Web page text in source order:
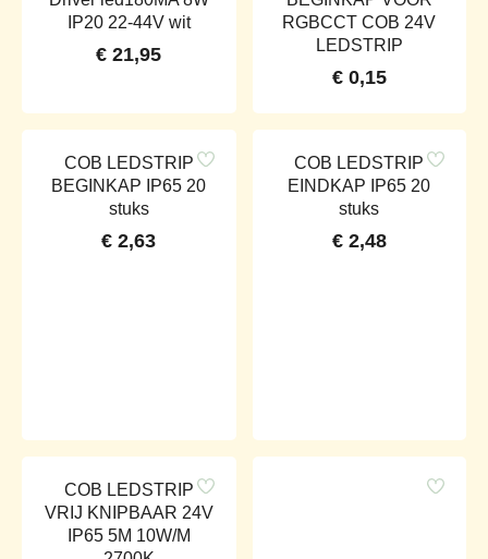
IP20 22-44V wit
€ 21,95
RGBCCT COB 24V
LEDSTRIP
€0,15
COB LEDSTRIP
BEGINKAP IP65 20
stuks
€ 2,63
COB LEDSTRIP
EINDKAP IP65 20
stuks
€2,48
COB LEDSTRIP
VRIJ KNIPBAAR 24V
IP65 5M 10W/M